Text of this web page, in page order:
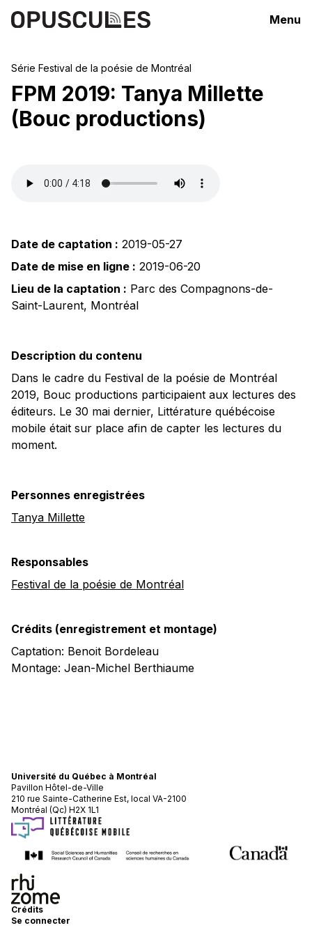
Menu
Série Festival de la poésie de Montréal
FPM 2019: Tanya Millette
(Bouc productions)
Date de captation : 2019-05-27
Date de mise en ligne : 2019-06-20
Lieu de la captation : Parc des Compagnons-de-
Saint-Laurent, Montréal
Description du contenu
Dans le cadre du Festival de la poésie de Montréal
2019, Bouc productions participaient aux lectures des
éditeurs. Le 30 mai dernier, Littérature québécoise
mobile était sur place afin de capter les lectures du
moment.
Personnes enregistrées
Tanya Millette
Responsables
Festival de la poésie de Montréal
Crédits (enregistrement et montage)
Captation: Benoit Bordeleau
Montage: Jean-Michel Berthiaume
Université du Québec à Montréal
Pavillon Hôtel-de-Ville
210 rue Sainte-Catherine Est, local VA-2100
Montréal (Qc) H2X 1L1
Crédits
Se connecter